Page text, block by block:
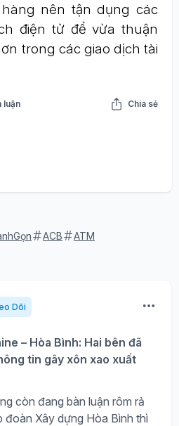
nên tận dụng các
điện tử để vừa thuận
trong các giao dịch tài
luận Chia sẻ
ACB ATM
Dõi
– Hòa Bình: Hai bên đã
tin gây xôn xao xuất
còn đang bàn luận rôm rả
đoàn Xây dựng Hòa Bình thì